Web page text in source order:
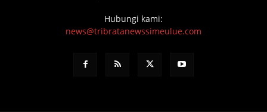
Hubungi kami:
news@tribratanewssimeulue.com